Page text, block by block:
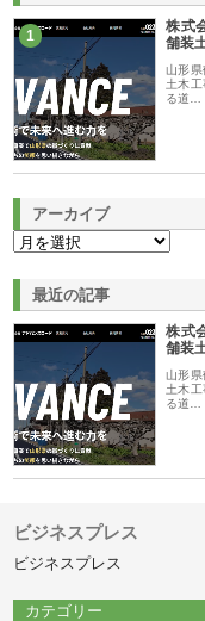
1
株式
舗装
山形県
土木
る道…
アーカイブ
最近の記事
株式
舗装
山形県
土木
る道…
ビジネスプレス
ビジネスプレス
カテゴリー